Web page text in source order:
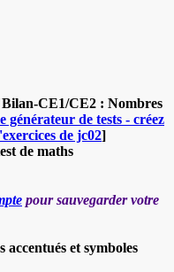
CE1/CE2 : Nombres
générateur de tests - créez
de jc02]
de maths
pour sauvegarder votre
et symboles